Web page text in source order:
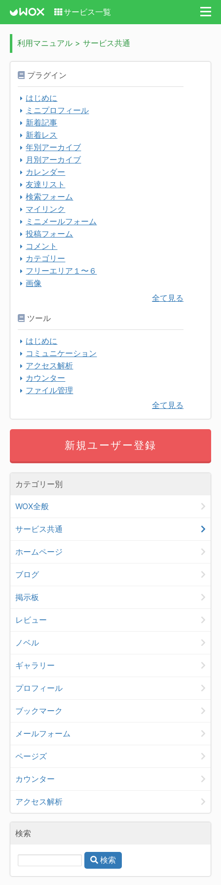
サービス一覧
利用マニュアル > サービス共通
プラグイン
はじめに
ミニプロフィール
新着記事
新着レス
年別アーカイブ
月別アーカイブ
カレンダー
友達リスト
検索フォーム
マイリンク
ミニメールフォーム
投稿フォーム
コメント
カテゴリー
フリーエリア１〜６
画像
全て見る
ツール
はじめに
コミュニケーション
アクセス解析
カウンター
ファイル管理
全て見る
新規ユーザー登録
カテゴリー別
WOX全般
サービス共通
ホームページ
ブログ
掲示板
レビュー
ノベル
ギャラリー
プロフィール
ブックマーク
メールフォーム
ページズ
カウンター
アクセス解析
検索
検索